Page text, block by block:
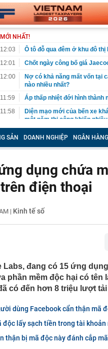
MỚI NHẤT!
12:03
Ô tô đỗ qua đêm ở khu đô thị
12:01
Chốt ngày công bố giá
12:00
Nợ có khả năng mất vốn tại
nào nhiều nhất?
11:59
Áp thấp nhiệt đới hình thành
11:58
Diện mạo mới của bến xe
một năm thi công khiến
11:50
Việt Nam có 1 đại học vùng
516 tỷ đồng/năm, quy tụ đến
sư
Doanh nghiệp địa ốc tập
11:44
Khu Đông TP. Hồ Chí Minh
trường quý III/2026
Siêu dự án LRT 9.000 tỷ tại
lộ mục tiêu thăm dò 100 tấn
11:37
Công an Hà Nội xác minh ô
11:36
Đường ven sông Hồng bị sạt
“thần tốc”, hiện rõ dáng vóc
11:32
3 bộ phận của cá không nên
11:31
SK hynix tăng tốc cuộc đua
SẢN DOANH NGHIỆP NGÂN HÀNG
dụng chứa
điện thoại
| Kinh tế số
Labs, đang có 15 ứng
phần mềm độc hại có
có đến hơn 8 triệu lượt
dùng Facebook cẩn thận mã
độc lấy sạch tiền trong tài
thận bị mã độc này đánh cắp